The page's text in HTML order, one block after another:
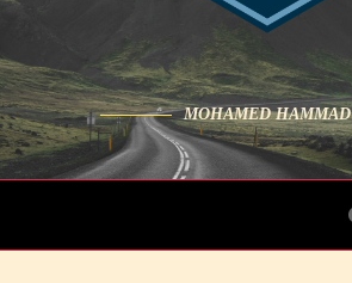
MOHAMED HAMMAD